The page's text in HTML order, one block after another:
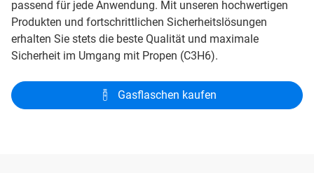
passend für jede Anwendung. Mit unseren hochwertigen
Produkten und fortschrittlichen Sicherheitslösungen
erhalten Sie stets die beste Qualität und maximale
Sicherheit im Umgang mit Propen (C3H6).
Gasflaschen kaufen